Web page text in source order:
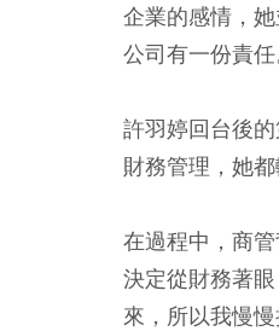
企業的感情，
公司有一份責任
許羽婷回台後
財務管理，她都
在過程中，商
決定從財務著
來，所以我慢